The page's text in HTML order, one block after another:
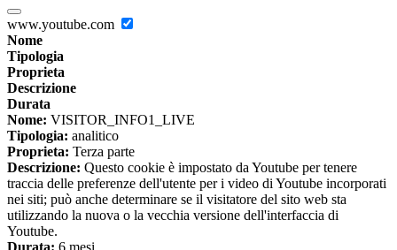
www.youtube.com
Nome
Tipologia
Proprieta
Descrizione
Durata
Nome: VISITOR_INFO1_LIVE
Tipologia: analitico
Proprieta: Terza parte
Descrizione: Questo cookie è impostato da Youtube per tenere
traccia delle preferenze dell'utente per i video di Youtube incorporati
nei siti; può anche determinare se il visitatore del sito web sta
utilizzando la nuova o la vecchia versione dell'interfaccia di
Youtube.